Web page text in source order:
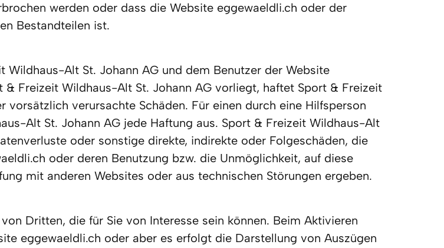
werden oder dass die Website eggewaeldli.ch oder der
Bestandteilen ist.
Alt St. Johann AG und dem Benutzer der Website
Freizeit Wildhaus-Alt St. Johann AG vorliegt, haftet Sport & Freizeit
verursachte Schäden. Für einen durch eine Hilfsperson
Alt St. Johann AG jede Haftung aus. Sport & Freizeit Wildhaus-Alt
oder sonstige direkte, indirekte oder Folgeschäden, die
oder deren Benutzung bzw. die Unmöglichkeit, auf diese
mit anderen Websites oder aus technischen Störungen ergeben.
Dritten, die für Sie von Interesse sein können. Beim Aktivieren
eggewaeldli.ch oder aber es erfolgt die Darstellung von Auszügen